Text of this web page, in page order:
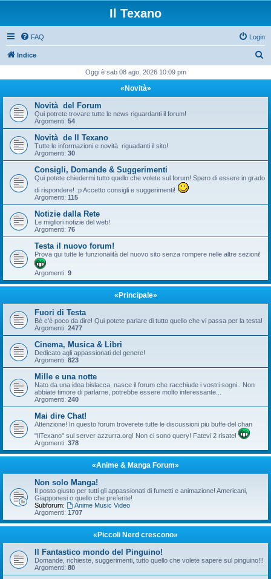
Il Texano
FAQ Login
Indice
c
Oggi è sab 08 ago, 2026 10:09 pm
«Novità»
Novità del Forum
Qui potrete trovare tutte le news riguardanti il forum!
Argomenti: 54
Novità de Il Texano
Tutte le informazioni e novità riguadanti il sito!
Argomenti: 30
Consigli, Domande & Suggerimenti
Qui potete chiedermi tutto quello che volete sul forum! Spero di essere in grado
di rispondere! :p Accetto consigli e suggerimenti!
Argomenti: 115
Notizie dalla Rete
Le migliori notizie del web!
Argomenti: 76
Testa il nuovo forum!
Prova qui tutte le funzionalità del nuovo sito senza rompere nelle altre sezioni!
Argomenti: 9
«Principale»
Fuori di Testa
Bè c'è poco da dire! Qui potete parlare di tutto quello che vi passa per la testa!
Argomenti: 2477
Cinema, Musica & Libri
Dedicato agli appassionati del genere!
Argomenti: 823
Mille e una notte
Nato da una idea bislacca, nasce il forum che racchiude i vostri sogni.. Non
abbiate timore di parlarne, potrebbe essere molto interessante...
Argomenti: 240
Mai dire Chat!
Attenzione! In questo forum troverete tutte le discussioni piu buffe del chan
"IlTexano" sul server azzurra.org! Non ci sono query! Fatevi 2 risate!
Argomenti: 378
«Anime & Manga Forum»
Non solo Manga!
Il posto giusto per tutti gli appassionati di fumetti e animazione! Americani,
Giapponesi o quello che preferite!
Subforum:
Anime Music Video
Argomenti: 1707
«Piccoli Nerd crescono»
Il Fantastico mondo del Pinguino!
Domande, richieste, suggerimenti, tutto quello che volete sapere sul pinguino!!!
Argomenti: 80